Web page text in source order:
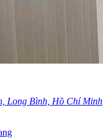
Long Bình, Hồ Chí Minh